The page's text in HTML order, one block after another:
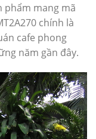
phẩm mang mã
chính là
cafe phong
năm gần đây.